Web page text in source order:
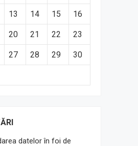
13 14 15 16
20 21 22 23
27 28 29 30
datelor în foi de